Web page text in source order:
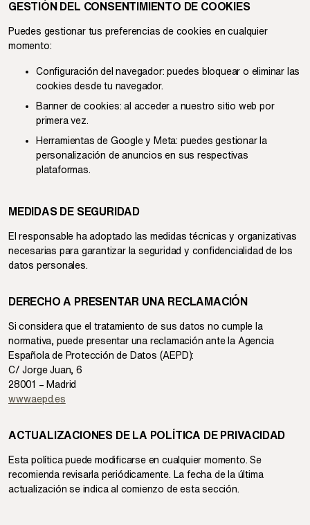
GESTIÓN DEL CONSENTIMIENTO DE COOKIES
Puedes gestionar tus preferencias de cookies en cualquier
momento:
Configuración del navegador: puedes bloquear o eliminar las
cookies desde tu navegador.
Banner de cookies: al acceder a nuestro sitio web por
primera vez.
Herramientas de Google y Meta: puedes gestionar la
personalización de anuncios en sus respectivas
plataformas.
MEDIDAS DE SEGURIDAD
El responsable ha adoptado las medidas técnicas y organizativas
necesarias para garantizar la seguridad y confidencialidad de los
datos personales.
DERECHO A PRESENTAR UNA RECLAMACIÓN
Si considera que el tratamiento de sus datos no cumple la
normativa, puede presentar una reclamación ante la Agencia
Española de Protección de Datos (AEPD):
C/ Jorge Juan, 6
28001 – Madrid
www.aepd.es
ACTUALIZACIONES DE LA POLÍTICA DE PRIVACIDAD
Esta política puede modificarse en cualquier momento. Se
recomienda revisarla periódicamente. La fecha de la última
actualización se indica al comienzo de esta sección.